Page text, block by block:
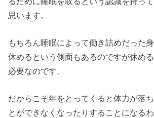
思います。
もちろん睡眠によって働き詰めだった
休めるという側面もあるのですが休め
必要なのです。
だからこそ年をとってくると体力が落
とができなくなったりすることになるわ